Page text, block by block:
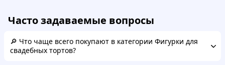
Часто задаваемые вопросы
🔎 Что чаще всего покупают в категории Фигурки для
свадебных тортов?